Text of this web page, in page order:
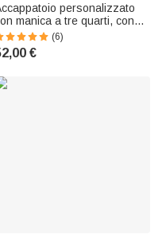
personalizzato
manica a tre quarti, con
ricamata, per luna di
anniversario e
per una coppia.
(6)
€